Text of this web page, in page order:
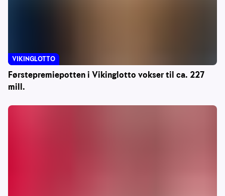
Førstepremiepotten i Vikinglotto vokser til ca. 227
mill.
VIKINGLOTTO